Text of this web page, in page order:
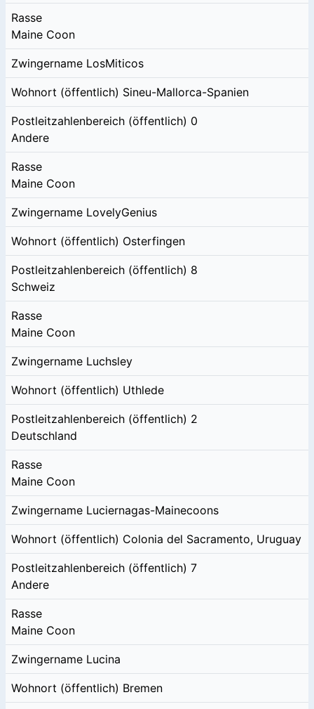
Rasse
Maine Coon
Zwingername LosMiticos
Wohnort (öffentlich) Sineu-Mallorca-Spanien
Postleitzahlenbereich (öffentlich) 0
Andere
Rasse
Maine Coon
Zwingername LovelyGenius
Wohnort (öffentlich) Osterfingen
Postleitzahlenbereich (öffentlich) 8
Schweiz
Rasse
Maine Coon
Zwingername Luchsley
Wohnort (öffentlich) Uthlede
Postleitzahlenbereich (öffentlich) 2
Deutschland
Rasse
Maine Coon
Zwingername Luciernagas-Mainecoons
Wohnort (öffentlich) Colonia del Sacramento, Uruguay
Postleitzahlenbereich (öffentlich) 7
Andere
Rasse
Maine Coon
Zwingername Lucina
Wohnort (öffentlich) Bremen